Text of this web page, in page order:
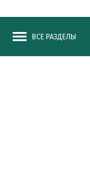
ВСЕ РАЗДЕЛЫ